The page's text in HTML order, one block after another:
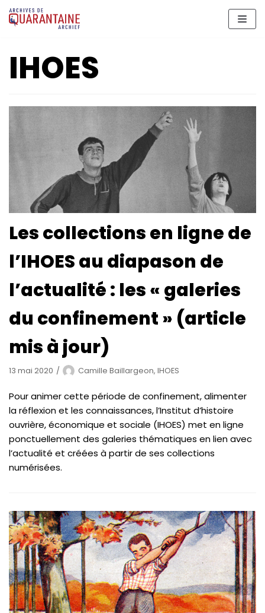
Aller
au
IHOES
Les collections en ligne de
l’IHOES au diapason de
l’actualité : les « galeries
du confinement » (article
mis à jour)
13 mai 2020 Camille Baillargeon, IHOES
Pour animer cette période de confinement, alimenter
la réflexion et les connaissances, l’Institut d’histoire
ouvrière, économique et sociale (IHOES) met en ligne
ponctuellement des galeries thématiques en lien avec
l’actualité et créées à partir de ses collections
numérisées.